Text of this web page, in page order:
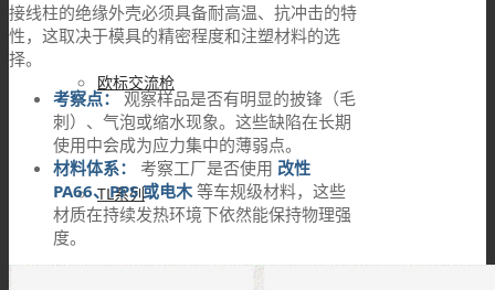
欧标交流枪
TL系列
接线柱的绝缘外壳必须具备耐高温、抗冲击的特
性，这取决于模具的精密程度和注塑材料的选
择。
考察点：
观察样品是否有明显的披锋（毛
刺）、气泡或缩水现象。这些缺陷在长期
使用中会成为应力集中的薄弱点。
材料体系：
考察工厂是否使用 改性
PA66、PPS 或电木等车规级材料，这些
材质在持续发热环境下依然能保持物理强
度。